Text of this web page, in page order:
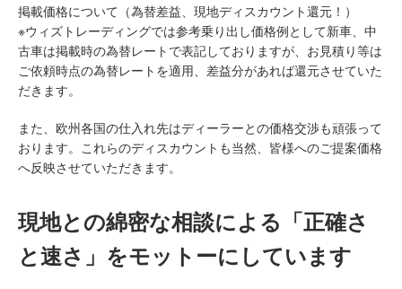
掲載価格について（為替差益、現地ディスカウント還元！）
※ウィズトレーディングでは参考乗り出し価格例として新車、中
古車は掲載時の為替レートで表記しておりますが、お見積り等は
ご依頼時点の為替レートを適用、差益分があれば還元させていた
だきます。
また、欧州各国の仕入れ先はディーラーとの価格交渉も頑張って
おります。これらのディスカウントも当然、皆様へのご提案価格
へ反映させていただきます。
現地との綿密な相談による「正確さ
と速さ」をモットーにしています